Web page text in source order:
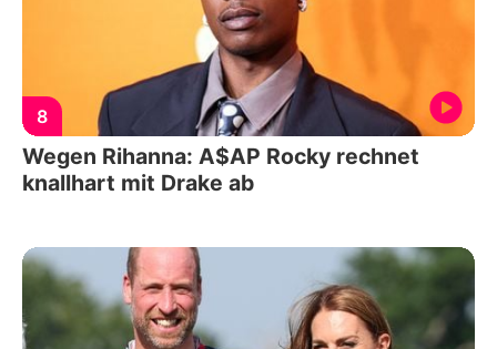
8
Wegen Rihanna: A$AP Rocky rechnet
knallhart mit Drake ab